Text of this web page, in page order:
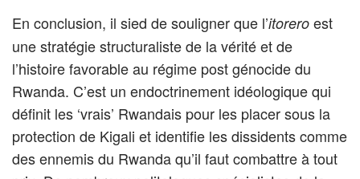
En conclusion, il sied de souligner que l’itorero est
une stratégie structuraliste de la vérité et de
l’histoire favorable au régime post génocide du
Rwanda. C’est un endoctrinement idéologique qui
définit les ‘vrais’ Rwandais pour les placer sous la
protection de Kigali et identifie les dissidents comme
des ennemis du Rwanda qu’il faut combattre à tout